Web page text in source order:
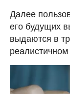
Далее
его будущих
выдаются в